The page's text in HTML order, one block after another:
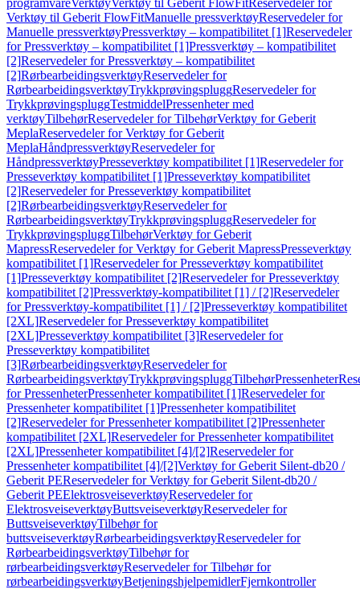
programvareVerktøyVerktøy til Geberit FlowFitReservedeler for
Verktøy til Geberit FlowFitManuelle pressverktøyReservedeler for
Manuelle pressverktøyPressverktøy – kompatibilitet [1]Reservedeler
for Pressverktøy – kompatibilitet [1]Pressverktøy – kompatibilitet
[2]Reservedeler for Pressverktøy – kompatibilitet
[2]RørbearbeidingsverktøyReservedeler for
RørbearbeidingsverktøyTrykkprøvingspluggReservedeler for
TrykkprøvingspluggTestmiddelPressenheter med
verktøyTilbehørReservedeler for TilbehørVerktøy for Geberit
MeplaReservedeler for Verktøy for Geberit
MeplaHåndpressverktøyReservedeler for
HåndpressverktøyPresseverktøy kompatibilitet [1]Reservedeler for
Presseverktøy kompatibilitet [1]Presseverktøy kompatibilitet
[2]Reservedeler for Presseverktøy kompatibilitet
[2]RørbearbeidingsverktøyReservedeler for
RørbearbeidingsverktøyTrykkprøvingspluggReservedeler for
TrykkprøvingspluggTilbehørVerktøy for Geberit
MapressReservedeler for Verktøy for Geberit MapressPresseverktøy
kompatibilitet [1]Reservedeler for Presseverktøy kompatibilitet
[1]Presseverktøy kompatibilitet [2]Reservedeler for Presseverktøy
kompatibilitet [2]Pressverktøy-kompatibilitet [1] / [2]Reservedeler
for Pressverktøy-kompatibilitet [1] / [2]Presseverktøy kompatibilitet
[2XL]Reservedeler for Presseverktøy kompatibilitet
[2XL]Presseverktøy kompatibilitet [3]Reservedeler for
Presseverktøy kompatibilitet
[3]RørbearbeidingsverktøyReservedeler for
RørbearbeidingsverktøyTrykkprøvingspluggTilbehørPressenheter
for PressenheterPressenheter kompatibilitet [1]Reservedeler for
Pressenheter kompatibilitet [1]Pressenheter kompatibilitet
[2]Reservedeler for Pressenheter kompatibilitet [2]Pressenheter
kompatibilitet [2XL]Reservedeler for Pressenheter kompatibilitet
[2XL]Pressenheter kompatibilitet [4]/[2]Reservedeler for
Pressenheter kompatibilitet [4]/[2]Verktøy for Geberit Silent-db20 /
Geberit PEReservedeler for Verktøy for Geberit Silent-db20 /
Geberit PEElektrosveiseverktøyReservedeler for
ElektrosveiseverktøyButtsveiseverktøyReservedeler for
ButtsveiseverktøyTilbehør for
buttsveiseverktøyRørbearbeidingsverktøyReservedeler for
RørbearbeidingsverktøyTilbehør for
rørbearbeidingsverktøyReservedeler for Tilbehør for
rørbearbeidingsverktøyBetjeningshjelpemidlerFjernkontroller